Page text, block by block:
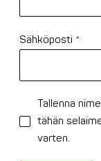
Sähköposti *
Tallenna
tähän
varten.